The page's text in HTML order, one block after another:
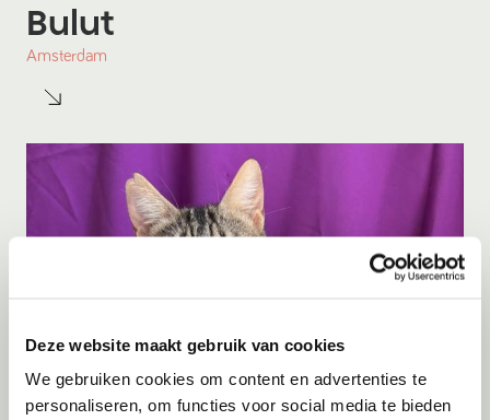
Deze website maakt gebruik van cookies
We gebruiken cookies om content en advertenties te
personaliseren, om functies voor social media te bieden
Bulut
Amsterdam